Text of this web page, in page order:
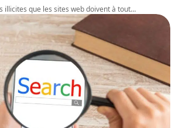
illicites que les sites web doivent à tout…